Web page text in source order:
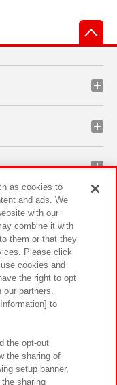
サイトポリシー
リティ方針と検証結果
ご質問・お問い合わせ
as cookies to
and ads. We
with our
combine it with
them or that they
Please click
cookies and
the right to opt
our partners.
to
the opt-out
the sharing of
setup banner,
sharing